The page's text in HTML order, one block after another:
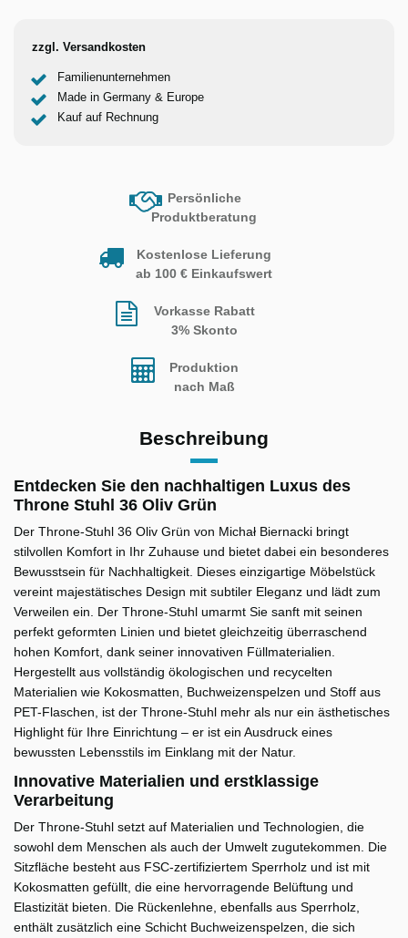
zzgl. Versandkosten
Familienunternehmen
Made in Germany & Europe
Kauf auf Rechnung
Persönliche
Produktberatung
Kostenlose Lieferung
ab 100 € Einkaufswert
Vorkasse Rabatt
3% Skonto
Produktion
nach Maß
Beschreibung
Entdecken Sie den nachhaltigen Luxus des
Throne Stuhl 36 Oliv Grün
Der Throne-Stuhl 36 Oliv Grün von Michał Biernacki bringt
stilvollen Komfort in Ihr Zuhause und bietet dabei ein besonderes
Bewusstsein für Nachhaltigkeit. Dieses einzigartige Möbelstück
vereint majestätisches Design mit subtiler Eleganz und lädt zum
Verweilen ein. Der Throne-Stuhl umarmt Sie sanft mit seinen
perfekt geformten Linien und bietet gleichzeitig überraschend
hohen Komfort, dank seiner innovativen Füllmaterialien.
Hergestellt aus vollständig ökologischen und recycelten
Materialien wie Kokosmatten, Buchweizenspelzen und Stoff aus
PET-Flaschen, ist der Throne-Stuhl mehr als nur ein ästhetisches
Highlight für Ihre Einrichtung – er ist ein Ausdruck eines
bewussten Lebensstils im Einklang mit der Natur.
Innovative Materialien und erstklassige
Verarbeitung
Der Throne-Stuhl setzt auf Materialien und Technologien, die
sowohl dem Menschen als auch der Umwelt zugutekommen. Die
Sitzfläche besteht aus FSC-zertifiziertem Sperrholz und ist mit
Kokosmatten gefüllt, die eine hervorragende Belüftung und
Elastizität bieten. Die Rückenlehne, ebenfalls aus Sperrholz,
enthält zusätzlich eine Schicht Buchweizenspelzen, die sich